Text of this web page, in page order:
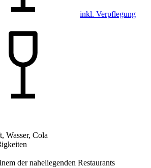
inkl. Verpflegung
Wasser, Cola
der naheliegenden Restaurants